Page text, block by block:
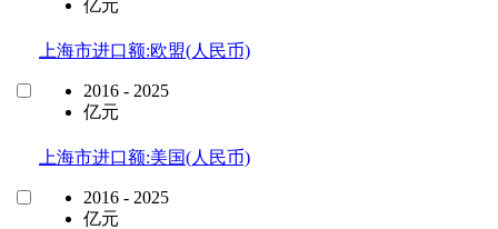
亿元
上海市进口额:欧盟(人民币)
2016 - 2025
亿元
上海市进口额:美国(人民币)
2016 - 2025
亿元